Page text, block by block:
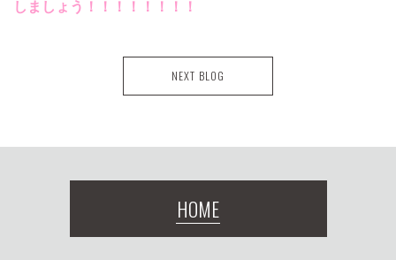
しましょう！！！！！！！！
NEXT BLOG
HOME